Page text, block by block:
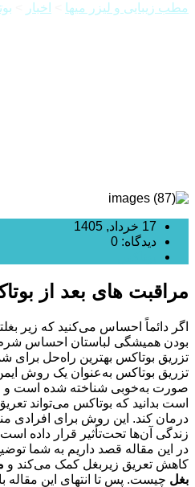
مطب زیبایی و لیزر میها اخبار
17 خرداد, 1405
دیدگاه: 0
مراقبت های بعد از
اگر دائماً احساس می‌کنید که زیر
بودن همیشگی لباستان احساس
تزریق بوتاکس بهترین راه‌حل برای
تزریق بوتاکس به‌عنوان یک روش
صورت به‌خوبی شناخته شده است و
است بدانید که بوتاکس می‌تواند
درمان کند. این روش برای افرادی
زندگی آن‌ها تحت‌تأثیر قرار داده
در این مقاله قصد داریم به شما
کاهش تعریق زیربغل کمک می‌کند و
بغل چیست. پس تا انتهای این مقاله